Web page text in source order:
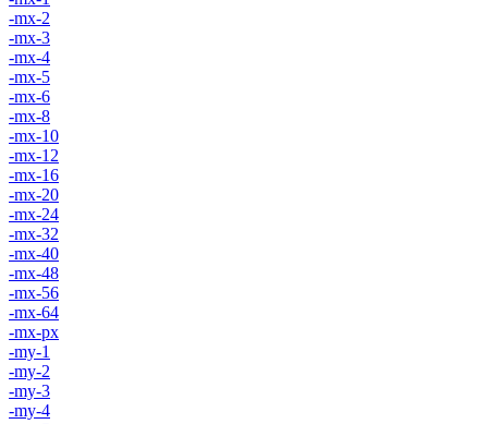
-mx-2
-mx-3
-mx-4
-mx-5
-mx-6
-mx-8
-mx-10
-mx-12
-mx-16
-mx-20
-mx-24
-mx-32
-mx-40
-mx-48
-mx-56
-mx-64
-mx-px
-my-1
-my-2
-my-3
-my-4